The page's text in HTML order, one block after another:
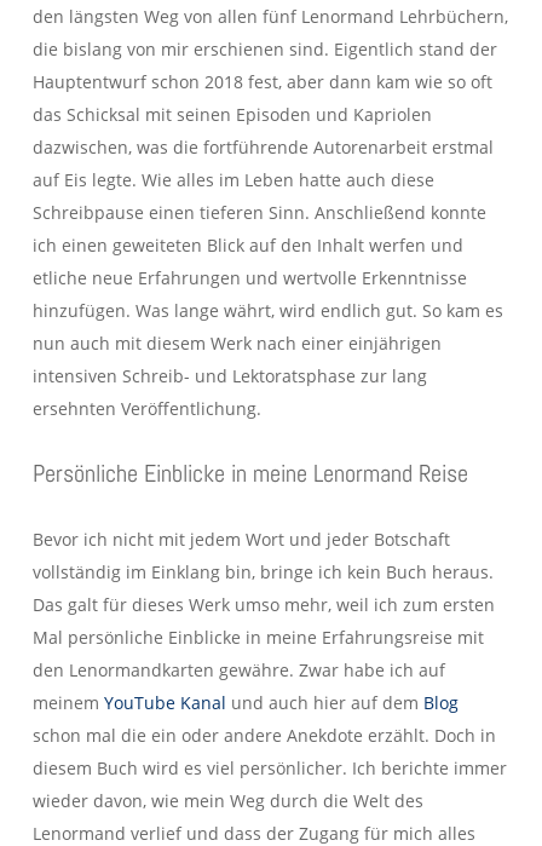
den längsten Weg von allen fünf Lenormand Lehrbüchern,
die bislang von mir erschienen sind. Eigentlich stand der
Hauptentwurf schon 2018 fest, aber dann kam wie so oft
das Schicksal mit seinen Episoden und Kapriolen
dazwischen, was die fortführende Autorenarbeit erstmal
auf Eis legte. Wie alles im Leben hatte auch diese
Schreibpause einen tieferen Sinn. Anschließend konnte
ich einen geweiteten Blick auf den Inhalt werfen und
etliche neue Erfahrungen und wertvolle Erkenntnisse
hinzufügen. Was lange währt, wird endlich gut. So kam es
nun auch mit diesem Werk nach einer einjährigen
intensiven Schreib- und Lektoratsphase zur lang
ersehnten Veröffentlichung.
Persönliche Einblicke in meine Lenormand Reise
Bevor ich nicht mit jedem Wort und jeder Botschaft
vollständig im Einklang bin, bringe ich kein Buch heraus.
Das galt für dieses Werk umso mehr, weil ich zum ersten
Mal persönliche Einblicke in meine Erfahrungsreise mit
den Lenormandkarten gewähre. Zwar habe ich auf
meinem YouTube Kanal und auch hier auf dem Blog
schon mal die ein oder andere Anekdote erzählt. Doch in
diesem Buch wird es viel persönlicher. Ich berichte immer
wieder davon, wie mein Weg durch die Welt des
Lenormand verlief und dass der Zugang für mich alles